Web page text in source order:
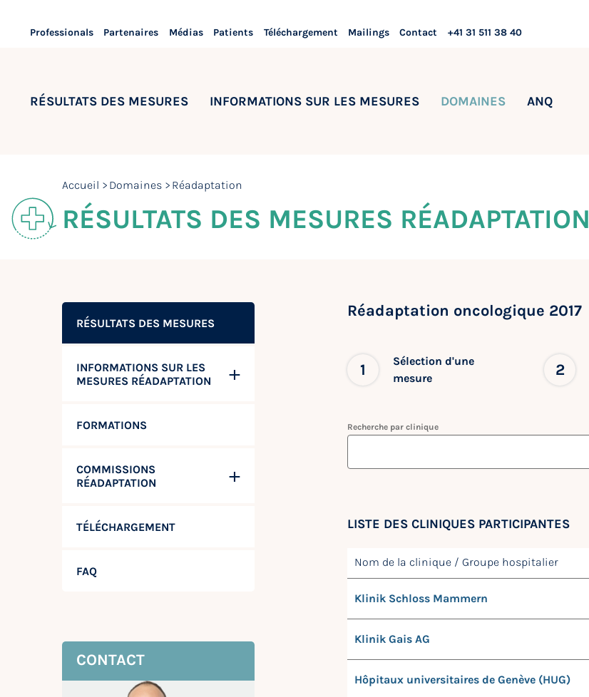
Professionals Partenaires Médias Patients Téléchargement Mailings Contact +41 31 511 38 40
RÉSULTATS DES MESURES INFORMATIONS SUR LES MESURES DOMAINES ANQ
Accueil Domaines Réadaptation
RÉSULTATS DES MESURES RÉADAPTATION
RÉSULTATS DES MESURES
INFORMATIONS SUR LES
MESURES RÉADAPTATION
FORMATIONS
COMMISSIONS
RÉADAPTATION
TÉLÉCHARGEMENT
FAQ
CONTACT
Réadaptation oncologique 2017
1
Sélection d'une
mesure
2
Recherche par clinique
LISTE DES CLINIQUES PARTICIPANTES
Nom de la clinique / Groupe hospitalier
Klinik Schloss Mammern
Klinik Gais AG
Hôpitaux universitaires de Genève (HUG)